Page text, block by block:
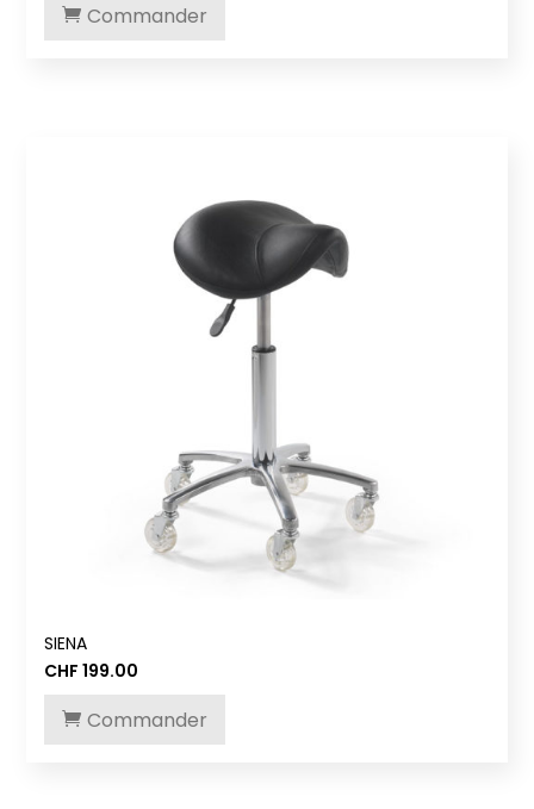
Commander
SIENA
CHF 199.00
Commander